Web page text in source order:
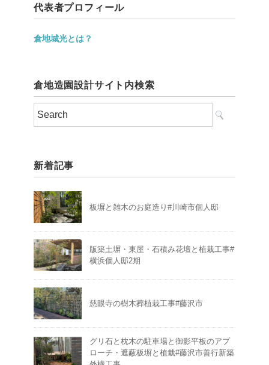
代表者プロフィール
倉地城光とは？
倉地造園設計サイト内検索
新着記事
板塀と雑木のお庭造り#川崎市個人邸
版築土塀・東屋・石積み花壇と植栽工事#
横浜個人邸2期
慈眼寺の樹木葬植栽工事#藤沢市
グリ石と枕木の駐車場と御影平板のアプ
ローチ・遮蔽板塀と植栽#藤沢市善行新築